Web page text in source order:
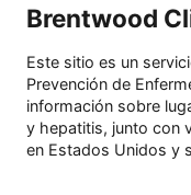
Brentwood
Este sitio es un
Prevención de
información sobre
y hepatitis, junto con
en Estados Unidos y